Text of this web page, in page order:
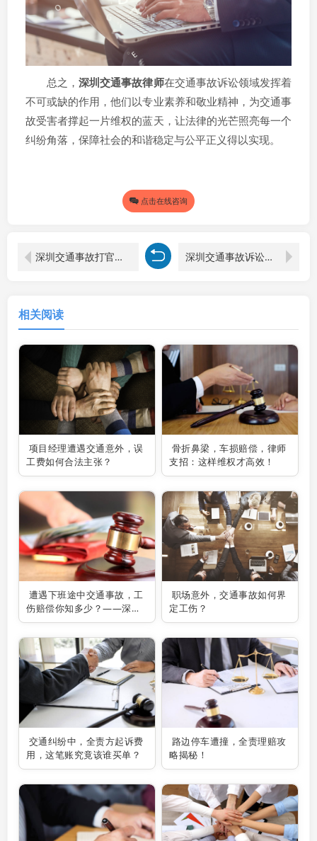
总之，深圳交通事故律师在交通事故诉讼领域发挥着
不可或缺的作用，他们以专业素养和敬业精神，为交通事
故受害者撑起一片维权的蓝天，让法律的光芒照亮每一个
纠纷角落，保障社会的和谐稳定与公平正义得以实现。
点击在线咨询
深圳交通事故打官司律师解读交通事故诉讼费标准 深圳交通事故诉讼律师解读交通事故诉讼时效的奥秘
相关阅读
项目经理遭遇交通意外，误
工费如何合法主张？
骨折鼻梁，车损赔偿，律师
支招：这样维权才高效！
遭遇下班途中交通事故，工
伤赔偿你知多少？——深圳
交通事故律师为你解疑答
惑！
职场意外，交通事故如何界
定工伤？
交通纠纷中，全责方起诉费
用，这笔账究竟该谁买单？
路边停车遭撞，全责理赔攻
略揭秘！